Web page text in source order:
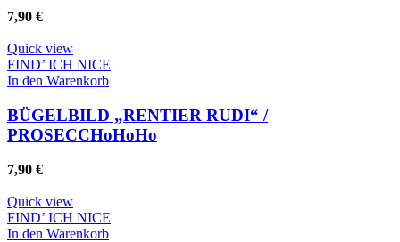
7,90 €
Quick view
FIND’ ICH NICE
In den Warenkorb
BÜGELBILD „RENTIER RUDI“ /
PROSECCHoHoHo
7,90 €
Quick view
FIND’ ICH NICE
In den Warenkorb